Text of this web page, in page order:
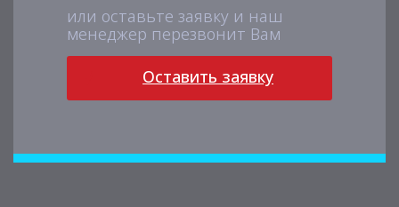
или оставьте заявку и наш
менеджер перезвонит Вам
Оставить заявку